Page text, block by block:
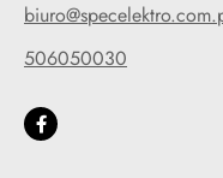
506050030